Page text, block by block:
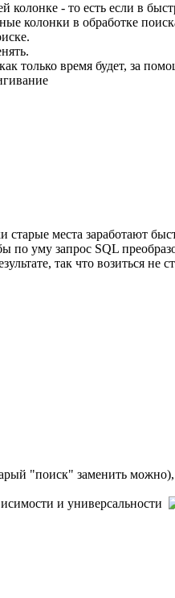
колонке - то есть если в
колонки в обработке
только время будет, за
старые места заработают
уму запрос SQL
так что возиться не
"поиск" заменить
и универсальности